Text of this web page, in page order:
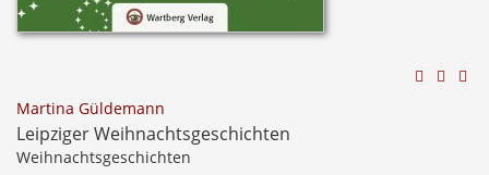
Martina Güldemann
Leipziger Weihnachtsgeschichten
Weihnachtsgeschichten